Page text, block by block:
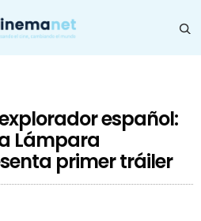
español:
Lámpara
primer tráiler